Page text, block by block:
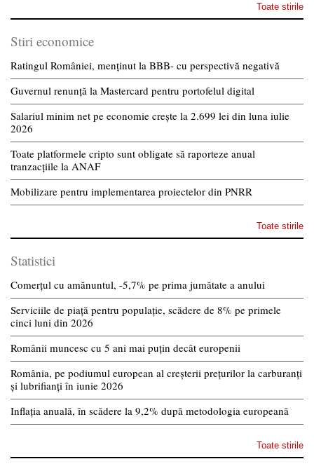
Toate stirile
Stiri economice
Ratingul României, menținut la BBB- cu perspectivă negativă
Guvernul renunță la Mastercard pentru portofelul digital
Salariul minim net pe economie crește la 2.699 lei din luna iulie
2026
Toate platformele cripto sunt obligate să raporteze anual
tranzacțiile la ANAF
Mobilizare pentru implementarea proiectelor din PNRR
Toate stirile
Statistici
Comerțul cu amănuntul, -5,7% pe prima jumătate a anului
Serviciile de piață pentru populație, scădere de 8% pe primele
cinci luni din 2026
Românii muncesc cu 5 ani mai puțin decât europenii
România, pe podiumul european al creșterii prețurilor la carburanți
și lubrifianți în iunie 2026
Inflația anuală, în scădere la 9,2% după metodologia europeană
Toate stirile